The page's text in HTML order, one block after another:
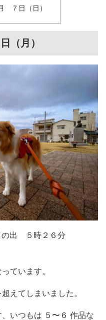
７日（日）
（月）
出 ５時２６分
ています。
てしまいました。
いつもは ５〜６ 作品な